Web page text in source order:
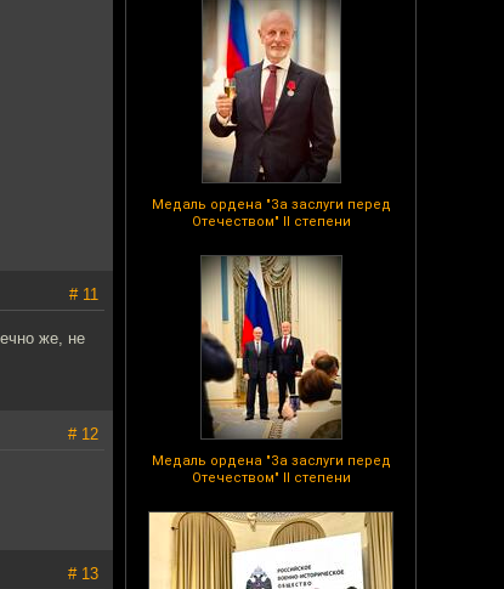
Медаль ордена "За заслуги перед
Отечеством" II степени
Медаль ордена "За заслуги перед
Отечеством" II степени
# 11
же, не
# 12
# 13